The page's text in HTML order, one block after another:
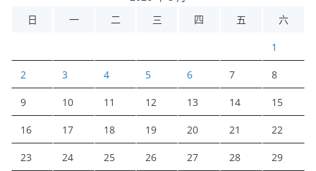
日
一 二 三 四 五 六
1
2 3 4 5 6 7 8
9 10 11 12 13 14 15
16 17 18 19 20 21 22
23 24 25 26 27 28 29